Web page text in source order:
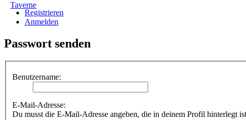
Registrieren
Anmelden
Passwort senden
Benutzername:
E-Mail-Adresse:
Du musst die E-Mail-Adresse angeben, die in deinem Profil hinterlegt